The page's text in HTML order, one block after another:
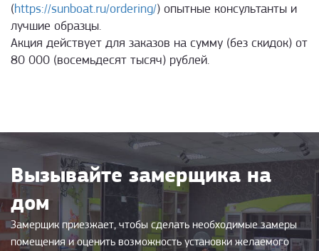
(https://sunboat.ru/ordering/) опытные консультанты и
лучшие образцы.
Акция действует для заказов на сумму (без скидок) от
80 000 (восемьдесят тысяч) рублей.
Вызывайте замерщика на
дом
Замерщик приезжает, чтобы сделать необходимые замеры
помещения и оценить возможность установки желаемого